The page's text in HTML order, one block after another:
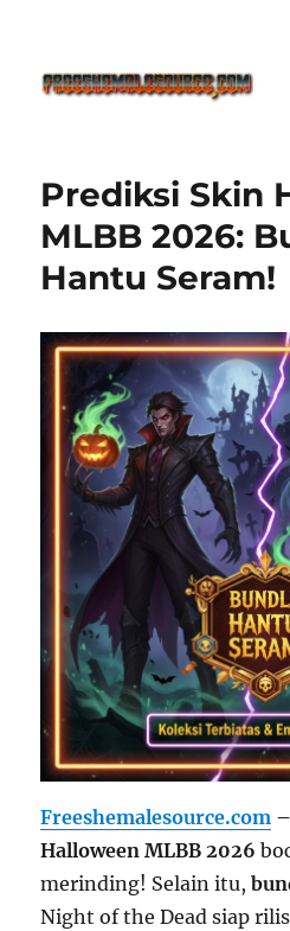
Defense Main
Ketagihan!
Prediksi Skin
MLBB 2026:
Hantu Seram!
Freeshemalesource.com
Halloween MLBB 2026
merinding! Selain itu,
Night of the Dead siap rilis